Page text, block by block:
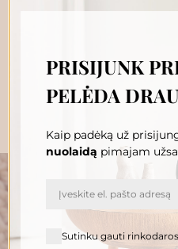
199.00
„GĖDA PELĖDA“
PRENUMERATA
PRISIJUNK
PELĖDA
Kaip padėką už
nuolaidą pimajam
Sutinku gauti